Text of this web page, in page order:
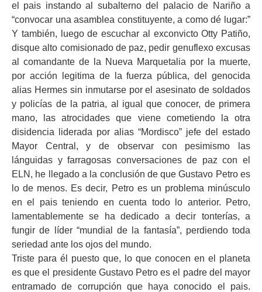
el pais instando al subalterno del palacio de Nariño a
“convocar una asamblea constituyente, a como dé lugar:”
Y también, luego de escuchar al exconvicto Otty Patiño,
disque alto comisionado de paz, pedir genuflexo excusas
al comandante de la Nueva Marquetalia por la muerte,
por acción legitima de la fuerza pública, del genocida
alias Hermes sin inmutarse por el asesinato de soldados
y policías de la patria, al igual que conocer, de primera
mano, las atrocidades que viene cometiendo la otra
disidencia liderada por alias “Mordisco” jefe del estado
Mayor Central, y de observar con pesimismo las
lánguidas y farragosas conversaciones de paz con el
ELN, he llegado a la conclusión de que Gustavo Petro es
lo de menos. Es decir, Petro es un problema minúsculo
en el pais teniendo en cuenta todo lo anterior. Petro,
lamentablemente se ha dedicado a decir tonterías, a
fungir de líder “mundial de la fantasía”, perdiendo toda
seriedad ante los ojos del mundo.
Triste para él puesto que, lo que conocen en el planeta
es que el presidente Gustavo Petro es el padre del mayor
entramado de corrupción que haya conocido el pais.